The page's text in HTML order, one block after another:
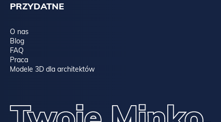
PRZYDATNE
O nas
Blog
FAQ
Praca
Modele 3D dla architektów